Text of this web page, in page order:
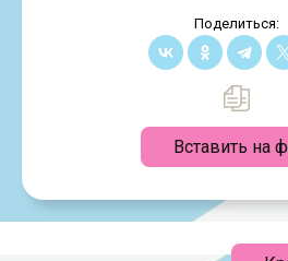
Поделиться:
Вставить на